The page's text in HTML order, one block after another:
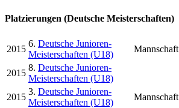
Platzierungen (Deutsche Meisterschaften)
2015
6. Deutsche Junioren-
Meisterschaften (U18)
Mannschaft
2015
8. Deutsche Junioren-
Meisterschaften (U18)
2015
3. Deutsche Junioren-
Meisterschaften (U18)
Mannschaft